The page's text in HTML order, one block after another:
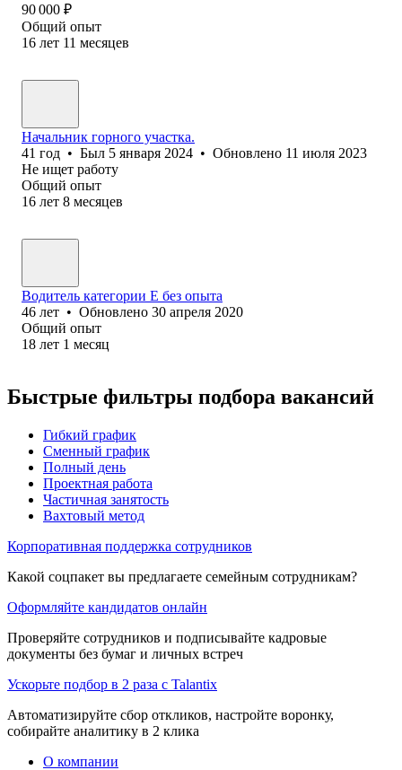
90 000 ₽
Общий опыт
16 лет 11 месяцев
Начальник горного участка.
41 год • Был 5 января 2024 • Обновлено 11 июля 2023
Не ищет работу
Общий опыт
16 лет 8 месяцев
Водитель категории Е без опыта
46 лет • Обновлено 30 апреля 2020
Общий опыт
18 лет 1 месяц
Быстрые фильтры подбора вакансий
Гибкий график
Сменный график
Полный день
Проектная работа
Частичная занятость
Вахтовый метод
Корпоративная поддержка сотрудников
Какой соцпакет вы предлагаете семейным сотрудникам?
Оформляйте кандидатов онлайн
Проверяйте сотрудников и подписывайте кадровые
документы без бумаг и личных встреч
Ускорьте подбор в 2 раза с Talantix
Автоматизируйте сбор откликов, настройте воронку,
собирайте аналитику в 2 клика
О компании